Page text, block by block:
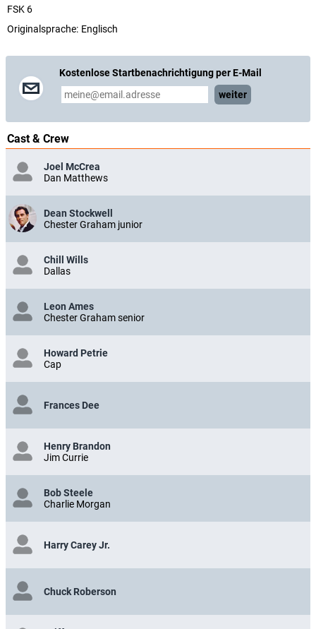
FSK 6
Originalsprache: Englisch
Kostenlose Startbenachrichtigung per E-Mail
weiter
Cast & Crew
Joel McCrea
Dan Matthews
Dean Stockwell
Chester Graham junior
Chill Wills
Dallas
Leon Ames
Chester Graham senior
Howard Petrie
Cap
Frances Dee
Henry Brandon
Jim Currie
Bob Steele
Charlie Morgan
Harry Carey Jr.
Chuck Roberson